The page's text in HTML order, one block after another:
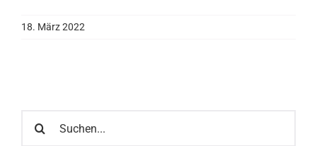
18. März 2022
nach: